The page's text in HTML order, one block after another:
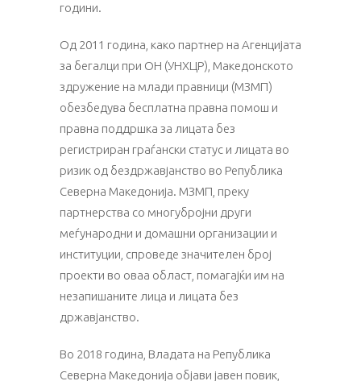
години.
Од 2011 година, како партнер на Агенцијата
за бегалци при ОН (УНХЦР), Македонското
здружение на млади правници (МЗМП)
обезбедува бесплатна правна помош и
правна поддршка за лицата без
регистриран граѓански статус и лицата во
ризик од бездржавјанство во Република
Северна Македонија. МЗМП, преку
партнерства со многубројни други
меѓународни и домашни организации и
институции, спроведе значителен број
проекти во оваа област, помагајќи им на
незапишаните лица и лицата без
државјанство.
Во 2018 година, Владата на Република
Северна Македонија објави јавен повик,